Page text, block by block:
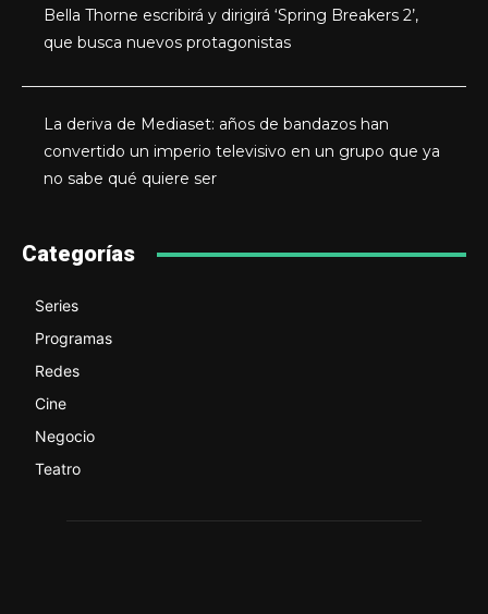
Bella Thorne escribirá y dirigirá ‘Spring Breakers 2’,
que busca nuevos protagonistas
La deriva de Mediaset: años de bandazos han
convertido un imperio televisivo en un grupo que ya
no sabe qué quiere ser
Categorías
Series
Programas
Redes
Cine
Negocio
Teatro